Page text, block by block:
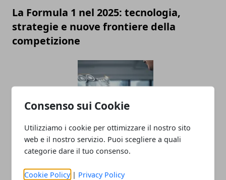
Consenso sui Cookie
Utilizziamo i cookie per ottimizzare il nostro sito
web e il nostro servizio. Puoi scegliere a quali
categorie dare il tuo consenso.
Cookie Policy | Privacy Policy
La Formula 1 nel 2025: tecnologia,
strategie e nuove frontiere della
competizione
Intelligenza Artificiale e lavoro: il nuovo
equilibrio tra efficienza e umanità